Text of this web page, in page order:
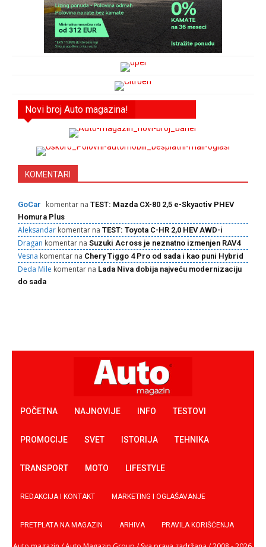
Novi broj Auto magazina!
KOMENTARI
GoCar komentar na TEST: Mazda CX-80 2,5 e-Skyactiv PHEV
Homura Plus
Aleksandar komentar na TEST: Toyota C-HR 2,0 HEV AWD-i
Dragan komentar na Suzuki Across je neznatno izmenjen RAV4
Vesna komentar na Chery Tiggo 4 Pro od sada i kao puni Hybrid
Deda Mile komentar na Lada Niva dobija najveću modernizaciju
do sada
POČETNA NAJNOVIJE INFO TESTOVI
PROMOCIJE SVET ISTORIJA TEHNIKA
TRANSPORT MOTO LIFESTYLE
REDAKCIJA I KONTAKT MARKETING I OGLAŠAVANJE
PRETPLATA NA MAGAZIN ARHIVA PRAVILA KORIŠĆENJA